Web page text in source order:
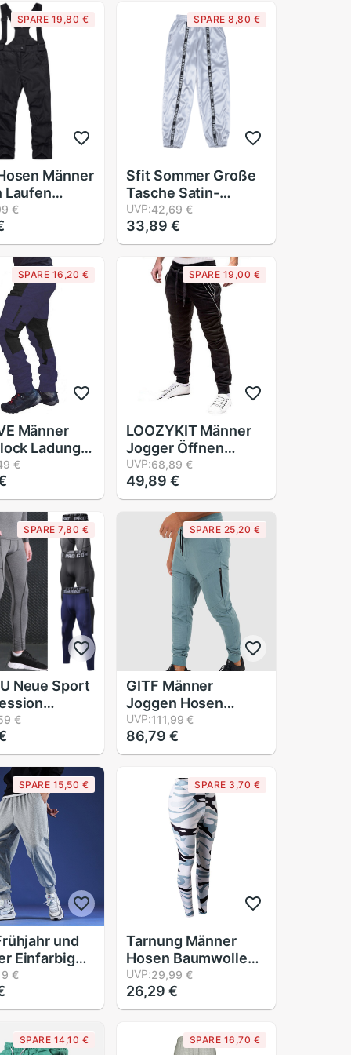
Hosen
Fitnessstudio
Jogginghose
Pantalones
Deportivos
SPARE 19,80 €
Männer
Laufen
Schlauch
Warme
Hosen
€
SPARE 8,80 €
Sfit Sommer Große
Tasche Satin-
Markieren Hosen
Frauen Glänzend
Sport Band Hosen
BF Harajuku Jogger
Frauen Sport Hosen
4 farben
UVP:42,69 €
33,89 €
SPARE 16,20 €
Männer
Ladung
Sport
€
SPARE 19,00 €
LOOZYKIT Männer
Jogger Öffnen
Boden Laufschuhe
Hosen Elastische
Fitness Sport Hosen
Bequeme Beiläufige
Reißverschluss
Tasche Jogginghose
Männlichen
UVP:68,89 €
49,89 €
SPARE 7,80 €
Neue Sport
Hosen
Turnhalle
Fitness
Dünne
€
SPARE 25,20 €
GITF Männer
Joggen Hosen
Laufen draussen
Sport Fitnessstudio
lässig -Trend
trainieren
Männlichen Hosen
Ausbildung FußBall
UVP:111,99 €
86,79 €
SPARE 15,50 €
und
Einfarbig
männer
Reine
€
SPARE 3,70 €
Tarnung Männer
Hosen Baumwolle
Komfortable
Weibliche Elastische
Taille strecken
Klassische Schlauch
UVP:29,99 €
26,29 €
SPARE 14,10 € SPARE 16,70 €